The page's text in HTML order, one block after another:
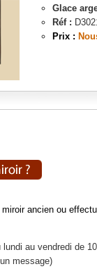
Glace
Réf :
Prix :
ancien ou
lundi au vendredi de
message)